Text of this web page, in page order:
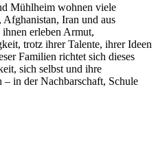
Mühlheim wohnen viele
Iran und aus
erleben Armut,
trotz ihrer Talente, ihrer Ideen
Familien richtet sich dieses
sich selbst und ihre
– in der Nachbarschaft, Schule